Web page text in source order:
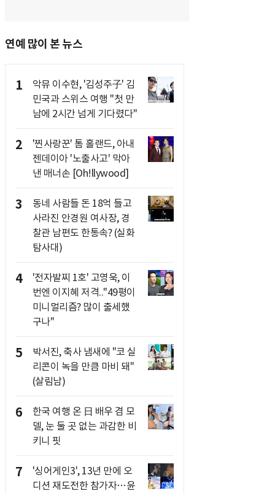
연예 많이 본 뉴스
1
악뮤 이수현, '김성주子' 김
민국과 스위스 여행 "첫 만
남에 2시간 넘게 기다렸다"
2
'찐사랑꾼' 톰 홀랜드, 아내
젠데이아 '노출사고' 막아
낸 매너손 [Oh!llywood]
3
동네 사람들 돈 18억 들고
사라진 안경원 여사장, 경
찰관 남편도 한통속? (실화
탐사대)
4
'전자발찌 1호' 고영욱, 이
번엔 이지혜 저격.."49평이
미니멀리즘? 많이 출세했
구나"
5
박서진, 축사 냄새에 "코 실
리콘이 녹을 만큼 마비 돼"
(살림남)
6
한국 여행 온 日 배우 겸 모
델, 눈 둘 곳 없는 과감한 비
키니 핏
7
'싱어게인3', 13년 만에 오
디션 재도전한 참가자…윤